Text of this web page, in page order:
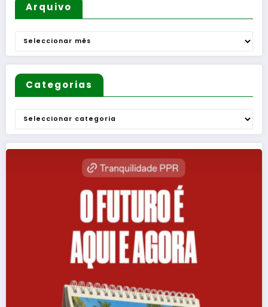
Arquivo
Arquivo
Categorias
Categorias